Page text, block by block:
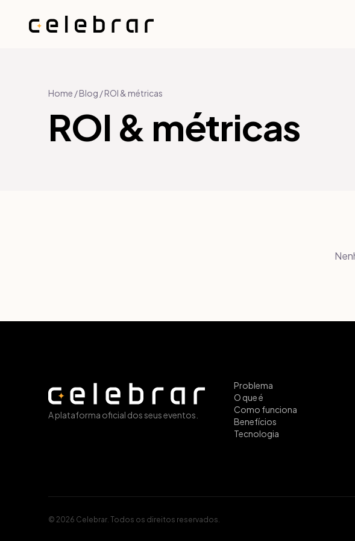
Home /Blog /ROI & métricas
ROI & métricas
A plataforma oficial dos seus eventos.
Problema
O que é
Como funciona
Benefícios
Tecnologia
© 2026 Celebrar. Todos os direitos reservados.